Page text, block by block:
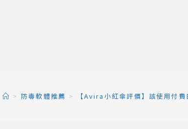
> 防毒軟體推薦 > 【Avira小紅傘評價】該使用付